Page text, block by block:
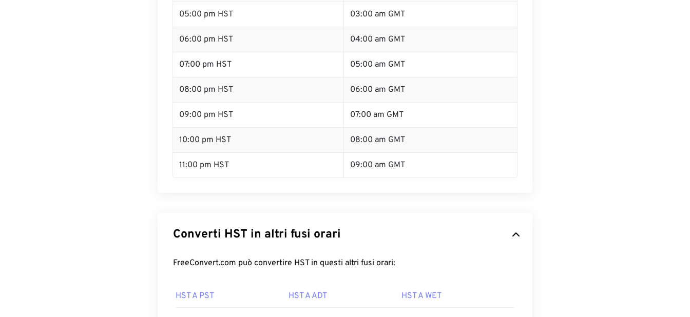
05:00 pm HST 03:00 am GMT
06:00 pm HST 04:00 am GMT
07:00 pm HST 05:00 am GMT
08:00 pm HST 06:00 am GMT
09:00 pm HST 07:00 am GMT
10:00 pm HST 08:00 am GMT
11:00 pm HST 09:00 am GMT
Converti HST in altri fusi orari
FreeConvert.com può convertire HST in questi altri fusi orari:
HST A PST HST A ADT HST A WET